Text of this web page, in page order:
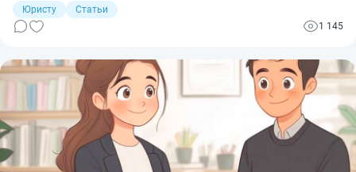
уголовной ответственности. Оценка патентной чистоты не
просто формальность, а необходимая процедура, которая
защищает бизнес от непредвиденных правовых рисков.
Юристу
Статьи
1 145